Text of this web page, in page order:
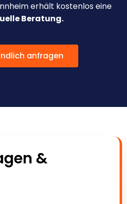
erhält kostenlos eine
Beratung.
anfragen
&